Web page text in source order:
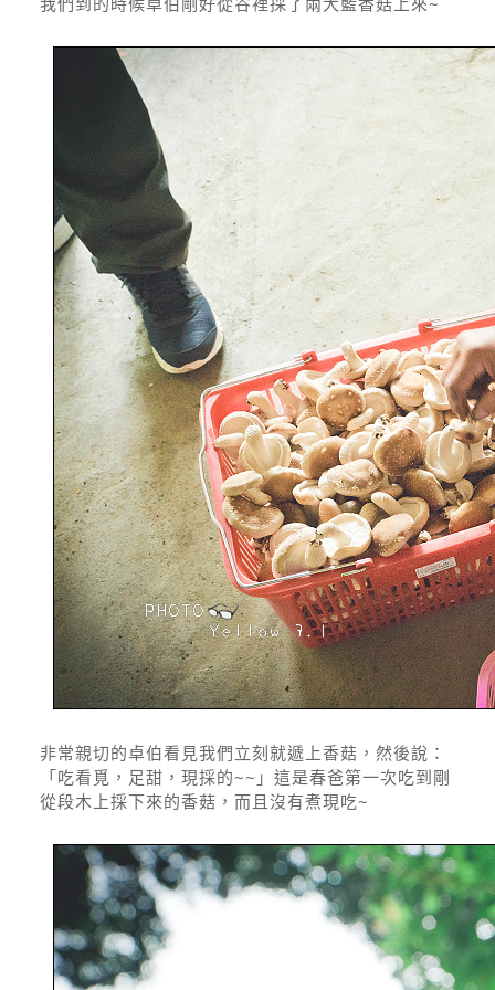
非常親切的卓伯看見我們立刻就遞上香菇，然後說：
「吃看覓，足甜，現採的~~」這是春爸第一次吃到剛
從段木上採下來的香菇，而且沒有煮現吃~